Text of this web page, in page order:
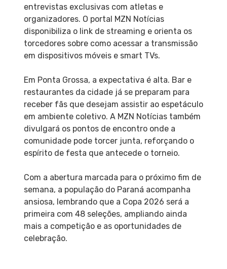
entrevistas exclusivas com atletas e
organizadores. O portal MZN Notícias
disponibiliza o link de streaming e orienta os
torcedores sobre como acessar a transmissão
em dispositivos móveis e smart TVs.
Em Ponta Grossa, a expectativa é alta. Bar e
restaurantes da cidade já se preparam para
receber fãs que desejam assistir ao espetáculo
em ambiente coletivo. A MZN Notícias também
divulgará os pontos de encontro onde a
comunidade pode torcer junta, reforçando o
espírito de festa que antecede o torneio.
Com a abertura marcada para o próximo fim de
semana, a população do Paraná acompanha
ansiosa, lembrando que a Copa 2026 será a
primeira com 48 seleções, ampliando ainda
mais a competição e as oportunidades de
celebração.